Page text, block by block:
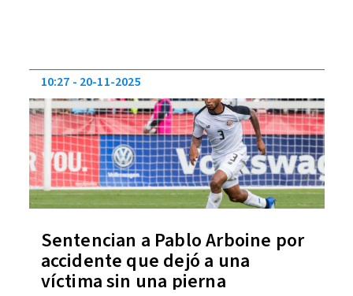
Sentencian a Pablo Arboine por
accidente que dejó a una
víctima sin una pierna
10:27 20-11-2025